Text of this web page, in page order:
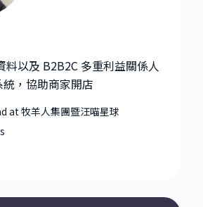
at 牧羊人集團暨汪喵星球
料以及 B2B2C 多重利益關係人
統，協助商家開店
at 牧羊人集團暨汪喵星球